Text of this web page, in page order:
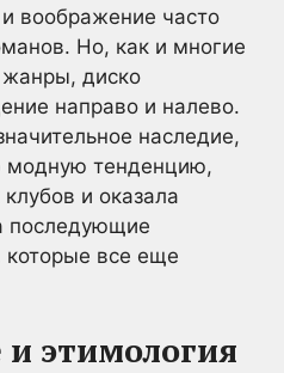
воображение часто
Но, как и многие
диско
направо и налево.
наследие,
модную тенденцию,
и оказала
последующие
все еще
этимология